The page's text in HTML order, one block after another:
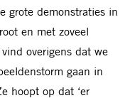
grote demonstraties in
en met zoveel
overigens dat we
gaan in
hoopt op dat ‘er